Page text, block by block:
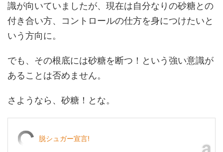
識が向いていましたが、現在は自分なりの砂糖との
付き合い方、コントロールの仕方を身につけたいと
いう方向に。
でも、その根底には砂糖を断つ！という強い意識が
あることは否めません。
さようなら、砂糖！とな。
脱シュガー宣言!